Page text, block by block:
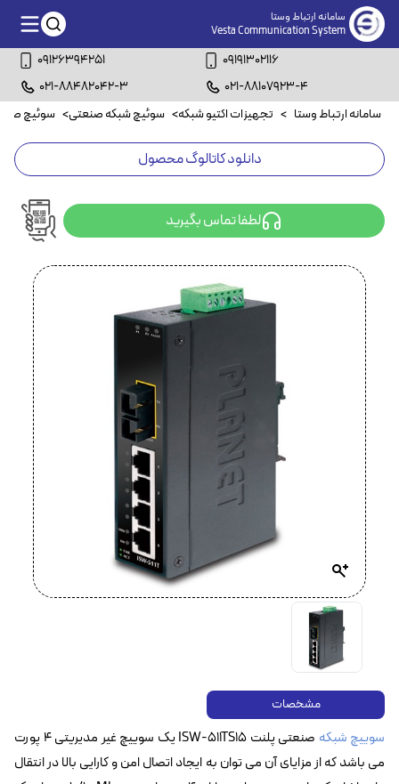
سامانه ارتباط وستا
Vesta Communication System
09126394251
09191302116
021-88482042-3
021-88107923-4
سامانه ارتباط وستا > تجهیزات اکتیو شبکه> سوئیچ شبکه صنعتی> سوئیچ صنعتی۴
دانلود کاتالوگ محصول
لطفا تماس بگیرید
مشخصات
سوییچ شبکه
صنعتی پلنت ISW-511TS15 یک سوییچ غیر مدیریتی ۴ پورت
می باشد که از مزایای آن می توان به ایجاد اتصال امن و کارایی بالا در انتقال